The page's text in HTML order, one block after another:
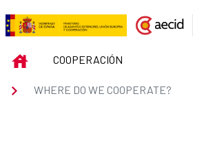
Skip to Main Content
WHERE DO WE
INICIOCOOPERACIÓN
WHERE DO WE COOPERATE?